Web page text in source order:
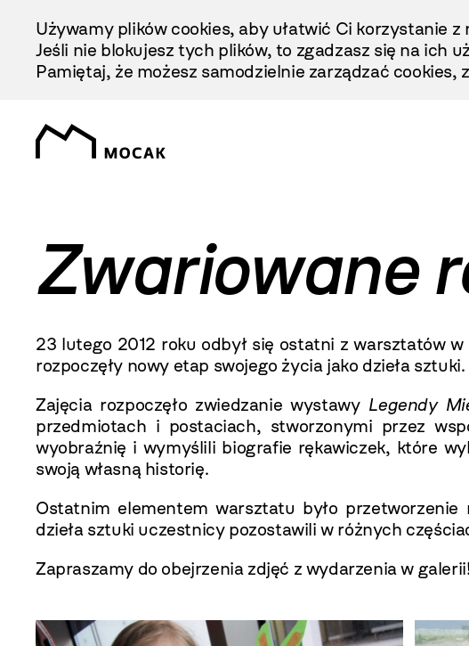
Treści
Używamy plików cookies, aby ułatwić Ci korzystanie
Jeśli nie blokujesz tych plików, to zgadzasz się na ich
Pamiętaj, że możesz samodzielnie zarządzać
Zwariowane
23 lutego 2012 roku odbył się ostatni z warsztatów
rozpoczęły nowy etap swojego życia jako dzieła sztuki.
Zajęcia rozpoczęło zwiedzanie wystawy Legendy
przedmiotach i postaciach, stworzonymi przez
wyobraźnię i wymyślili biografie rękawiczek, które
swoją własną historię.
Ostatnim elementem warsztatu było
dzieła sztuki uczestnicy pozostawili w różnych
Zapraszamy do obejrzenia zdjęć z wydarzenia w galerii!